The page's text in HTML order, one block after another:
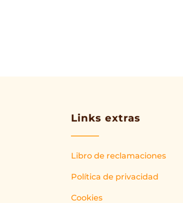
Links extras
Libro de reclamaciones
Política de privacidad
Cookies